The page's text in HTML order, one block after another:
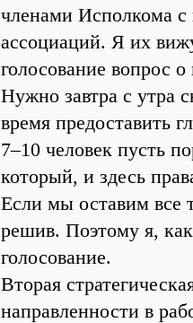
членами Исполкома
ассоциаций. Я их
голосование вопрос
Нужно завтра с утра
время предоставить
7–10 человек пусть
который, и здесь
Если мы оставим все
решив. Поэтому я,
голосование.
Вторая
направленности в